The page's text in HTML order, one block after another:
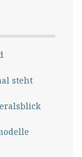
steht